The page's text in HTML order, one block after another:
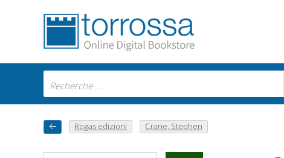
Rogas edizioni Crane, Stephen